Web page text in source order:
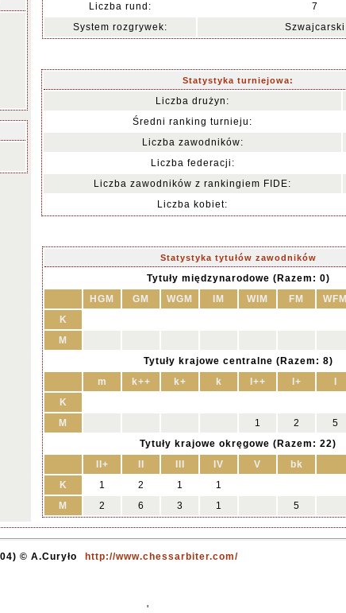
Liczba rund:
7
System rozgrywek:
Szwajcarski
Statystyka turniejowa:
Liczba drużyn:
Średni ranking turnieju:
Liczba zawodników:
Liczba federacji:
Liczba zawodników z rankingiem FIDE:
Liczba kobiet:
Statystyka tytułów zawodników
Tytuły międzynarodowe (Razem: 0)
HGM
GM WGM IM WIM FM WFM
K
M
Tytuły krajowe centralne (Razem: 8)
m
k++ k+ k I++ I+
K
M
1 2
5
Tytuły krajowe okręgowe (Razem: 22)
II+
IV V
bk
K
1 2 1
1
M
2 6 3 1 5
© A.Curyło
http://www.chessarbiter.com/
'